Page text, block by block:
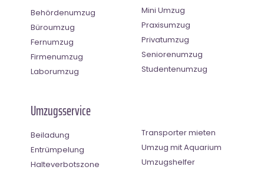
Behördenumzug
Büroumzug
Fernumzug
Firmenumzug
Laborumzug
Mini Umzug
Praxisumzug
Privatumzug
Seniorenumzug
Studentenumzug
Umzugsservice
Beiladung
Entrümpelung
Halteverbotszone
Transporter mieten
Umzug mit Aquarium
Umzugshelfer